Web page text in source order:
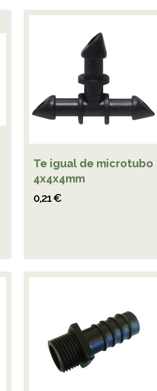
Te igual de microtubo
4x4x4mm
0,21 €